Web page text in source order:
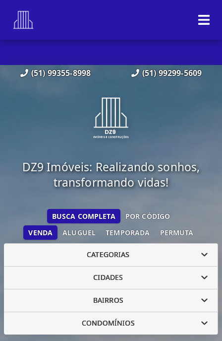
(51) 99355-8998 (51) 99299-5609
DZ9 Imóveis: Realizando sonhos,
transformando vidas!
VENDA ALUGUEL TEMPORADA PERMUTA
BUSCA COMPLETA POR CÓDIGO
CATEGORIAS
CIDADES
BAIRROS
CONDOMÍNIOS